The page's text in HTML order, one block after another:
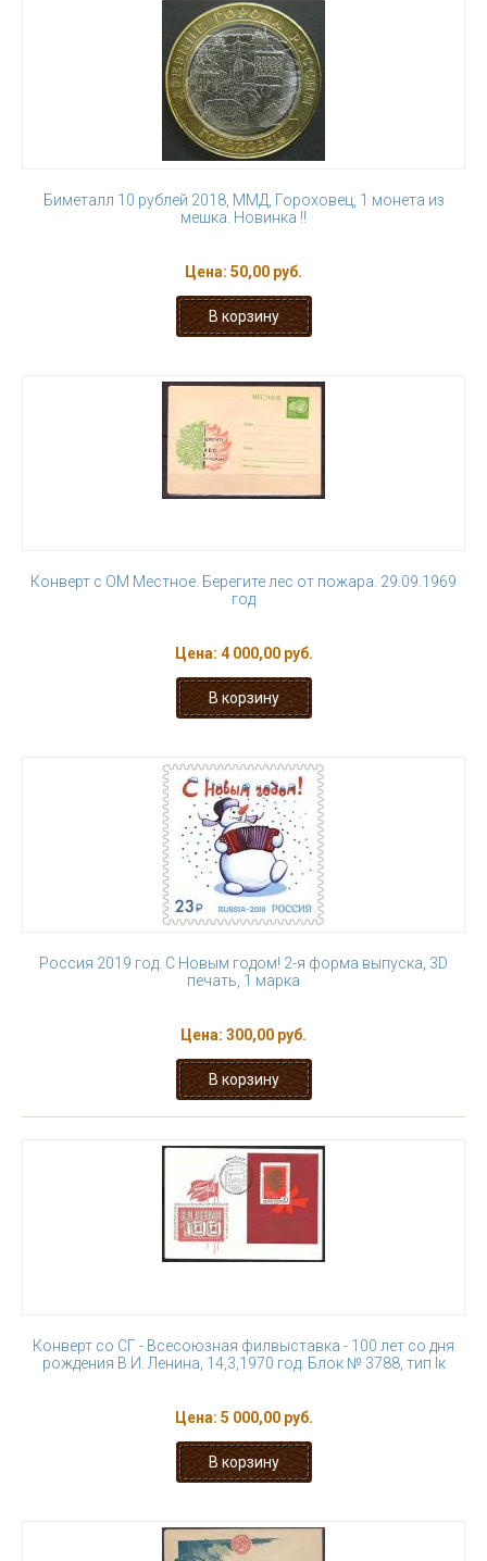
Биметалл 10 рублей 2018, ММД, Гороховец, 1 монета из
мешка. Новинка !!
Цена: 50,00 руб.
Конверт с ОМ Местное. Берегите лес от пожара. 29.09.1969
год
Цена: 4 000,00 руб.
Россия 2019 год. С Новым годом! 2-я форма выпуска, 3D
печать, 1 марка
Цена: 300,00 руб.
Конверт со СГ - Всесоюзная филвыставка - 100 лет со дня
рождения В.И. Ленина, 14,3,1970 год. Блок № 3788, тип Iк
Цена: 5 000,00 руб.